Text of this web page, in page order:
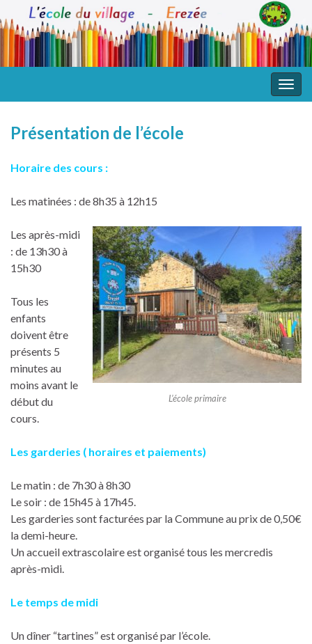
Présentation de l’école
Horaire des cours :
Les matinées : de 8h35 à 12h15
L’école primaire
Les après-midi
: de 13h30 à
15h30
Tous les
enfants
doivent être
présents 5
minutes au
moins avant le
début du
cours.
Les garderies ( horaires et paiements)
Le matin : de 7h30 à 8h30
Le soir : de 15h45 à 17h45.
Les garderies sont facturées par la Commune au prix de 0,50€
la demi-heure.
Un accueil extrascolaire est organisé tous les mercredis
après-midi.
Le temps de midi
Un dîner “tartines” est organisé par l’école.